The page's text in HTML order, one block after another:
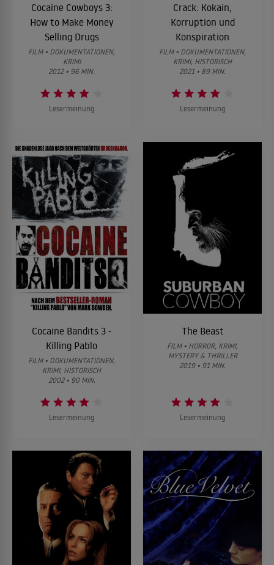
Cocaine Cowboys 3:
How to Make Money
Selling Drugs
FILM • DOKUMENTATIONEN,
KRIMI
2012 • 96 MIN.
Lesermeinung
Crack: Kokain,
Korruption und
Konspiration
FILM • DOKUMENTATIONEN,
KRIMI, HISTORISCH
2021 • 89 MIN.
Lesermeinung
Cocaine Bandits 3 -
Killing Pablo
FILM • DOKUMENTATIONEN,
KRIMI, HISTORISCH
2002 • 90 MIN.
Lesermeinung
The Beast
FILM • HORROR, KRIMI,
MYSTERY & THRILLER
2019 • 91 MIN.
Lesermeinung